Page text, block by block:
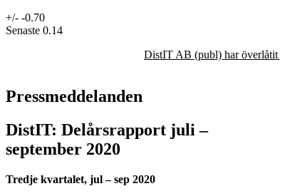
+/- -0.70
Senaste 0.14
DistIT AB (publ) har överlåtit
Pressmeddelanden
DistIT: Delårsrapport juli –
september 2020
Tredje kvartalet, jul – sep 2020